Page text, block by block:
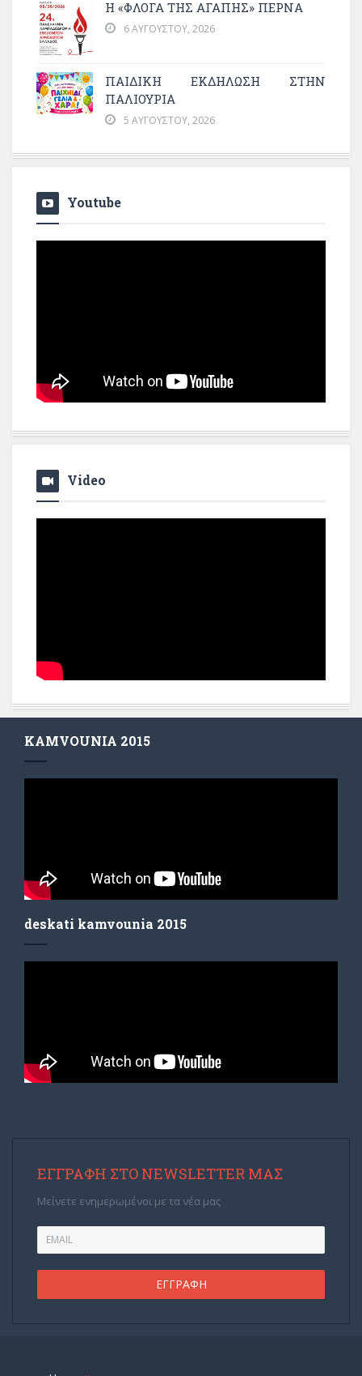
Η «ΦΛΌΓΑ ΤΗΣ ΑΓΆΠΗΣ» ΠΕΡΝΆ
6 ΑΥΓΟΎΣΤΟΥ, 2026
ΠΑΙΔΙΚΗ ΕΚΔΗΛΩΣΗ ΣΤΗΝ
ΠΑΛΙΟΥΡΙΑ
5 ΑΥΓΟΎΣΤΟΥ, 2026
Youtube
Video
KAMVOUNIA 2015
deskati kamvounia 2015
ΕΓΓΡΑΦΉ ΣΤΟ NEWSLETTER ΜΑΣ
Μείνετε ενημερωμένοι με τα νέα μας